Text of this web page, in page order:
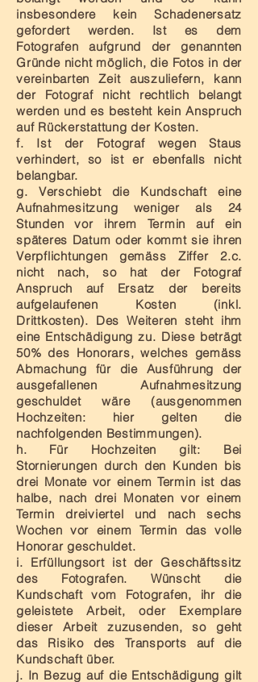
insbesondere kein Schadenersatz
gefordert werden. Ist es dem
Fotografen aufgrund der genannten
Gründe nicht möglich, die Fotos in der
vereinbarten Zeit auszuliefern, kann
der Fotograf nicht rechtlich belangt
werden und es besteht kein Anspruch
auf Rückerstattung der Kosten.
f. Ist der Fotograf wegen Staus
verhindert, so ist er ebenfalls nicht
belangbar.
g. Verschiebt die Kundschaft eine
Aufnahmesitzung weniger als 24
Stunden vor ihrem Termin auf ein
späteres Datum oder kommt sie ihren
Verpflichtungen gemäss Ziffer 2.c.
nicht nach, so hat der Fotograf
Anspruch auf Ersatz der bereits
aufgelaufenen Kosten (inkl.
Drittkosten). Des Weiteren steht ihm
eine Entschädigung zu. Diese beträgt
50% des Honorars, welches gemäss
Abmachung für die Ausführung der
ausgefallenen Aufnahmesitzung
geschuldet wäre (ausgenommen
Hochzeiten: hier gelten die
nachfolgenden Bestimmungen).
h. Für Hochzeiten gilt: Bei
Stornierungen durch den Kunden bis
drei Monate vor einem Termin ist das
halbe, nach drei Monaten vor einem
Termin dreiviertel und nach sechs
Wochen vor einem Termin das volle
Honorar geschuldet.
i. Erfüllungsort ist der Geschäftssitz
des Fotografen. Wünscht die
Kundschaft vom Fotografen, ihr die
geleistete Arbeit, oder Exemplare
dieser Arbeit zuzusenden, so geht
das Risiko des Transports auf die
Kundschaft über.
j. In Bezug auf die Entschädigung gilt